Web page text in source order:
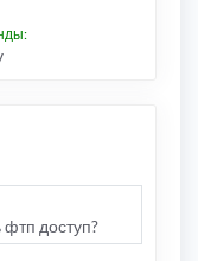
фтп доступ?